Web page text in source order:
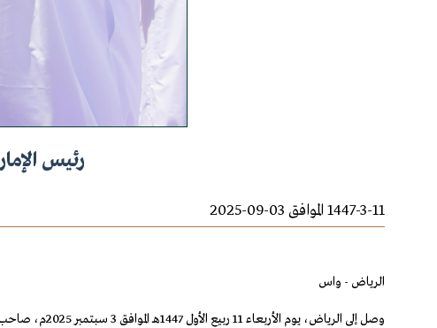
رئيس
1447-3-11 الموافق 03-09-2025
الرياض - واس
وصل إلى الرياض، يوم الأربعاء 11 ربيع الأول 1447هـ الموافق 3 سبتمبر 2025م، صاحب السمو الشيخ محمد بن زايد آل نهيان رئيس دولة الإمارات العربية المتحدة.